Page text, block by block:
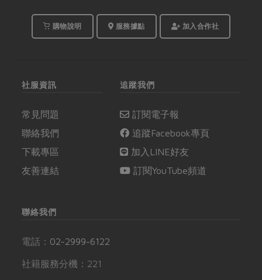
下，讓我們聽聽合作社
彭桂枝理事主席與基金
購物說明 服務據點 加入合作社
社服資訊
常見問題
聯絡我們
下載專區
友善連結
追蹤我們
訂閱電子報
追蹤Facebook專頁
加入LINE好友
訂閱YouTube頻道
聯絡我們
電話： 02-2999-6122
社籍服務分機：221